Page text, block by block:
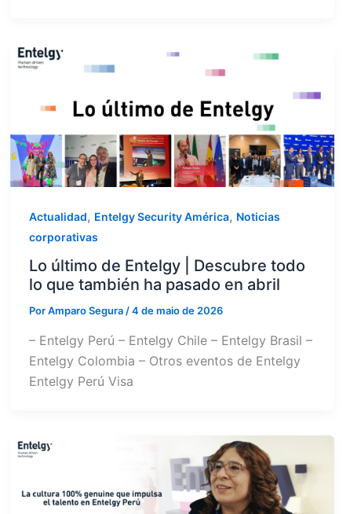
Actualidad, Entelgy Security América, Noticias
corporativas
Lo último de Entelgy | Descubre todo
lo que también ha pasado en abril
PorAmparo Segura/4 de maio de 2026
– Entelgy Perú – Entelgy Chile – Entelgy Brasil –
Entelgy Colombia – Otros eventos de Entelgy
Entelgy Perú Visa